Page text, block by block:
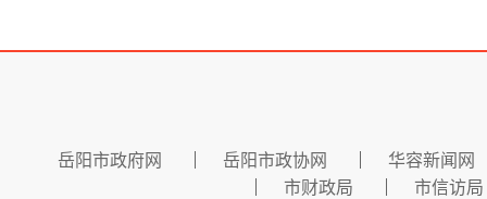
岳阳市政府网 岳阳市政协网
华容新闻网
市财政局
市信访局